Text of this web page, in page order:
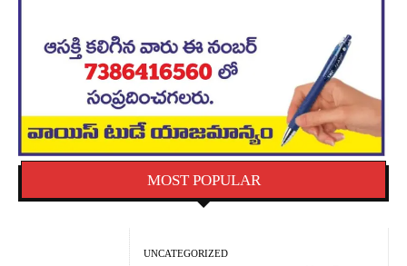
MOST POPULAR
UNCATEGORIZED